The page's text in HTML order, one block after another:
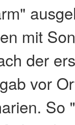
mit
der
vor
So